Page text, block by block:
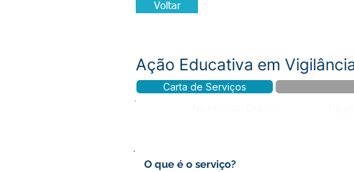
Voltar
Ação Educativa em
Carta de Serviços
O que é o serviço?